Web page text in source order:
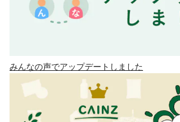
みんなの声でアップデートしました